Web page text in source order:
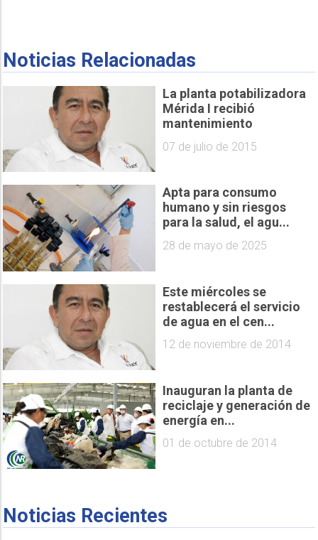
Noticias Relacionadas
La planta potabilizadora
Mérida I recibió
mantenimiento
07 de julio de 2015
Apta para consumo
humano y sin riesgos
para la salud, el agu...
28 de mayo de 2025
Este miércoles se
restablecerá el servicio
de agua en el cen...
12 de noviembre de 2014
Inauguran la planta de
reciclaje y generación de
energía en...
01 de octubre de 2014
Noticias Recientes